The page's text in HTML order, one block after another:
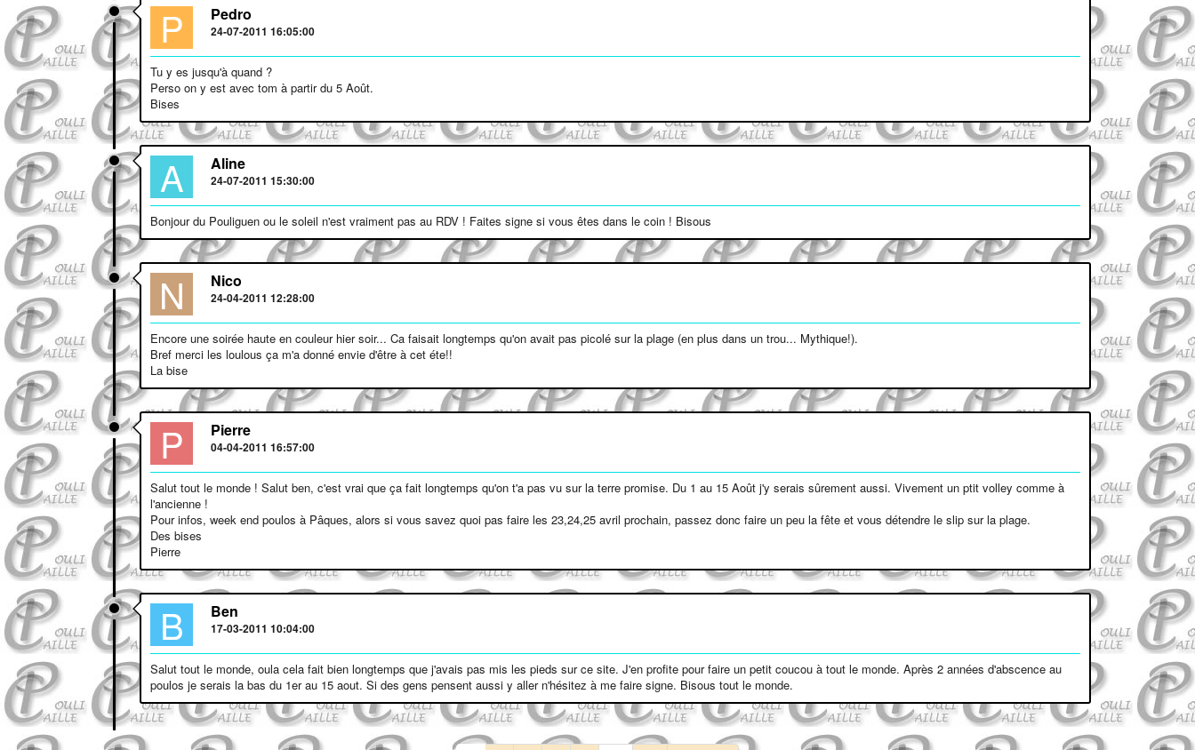
P Pedro
24-07-2011 16:05:00
Tu y es jusqu'à quand ?
Perso on y est avec tom à partir du 5 Août.
Bises
A Aline
24-07-2011 15:30:00
Bonjour du Pouliguen ou le soleil n'est vraiment pas au RDV ! Faites signe si vous êtes dans le coin ! Bisous
N Nico
24-04-2011 12:28:00
Encore une soirée haute en couleur hier soir... Ca faisait longtemps qu'on avait pas picolé sur la plage (en plus dans un trou... Mythique!).
Bref merci les loulous ça m'a donné envie d'être à cet éte!!
La bise
P Pierre
04-04-2011 16:57:00
Salut tout le monde ! Salut ben, c'est vrai que ça fait longtemps qu'on t'a pas vu sur la terre promise. Du 1 au 15 Août j'y serais sûrement aussi. Vivement un ptit volley comme à
l'ancienne !
Pour infos, week end poulos à Pâques, alors si vous savez quoi pas faire les 23,24,25 avril prochain, passez donc faire un peu la fête et vous détendre le slip sur la plage.
Des bises
Pierre
B Ben
17-03-2011 10:04:00
Salut tout le monde, oula cela fait bien longtemps que j'avais pas mis les pieds sur ce site. J'en profite pour faire un petit coucou à tout le monde. Après 2 années d'abscence au
poulos je serais la bas du 1er au 15 aout. Si des gens pensent aussi y aller n'hésitez à me faire signe. Bisous tout le monde.